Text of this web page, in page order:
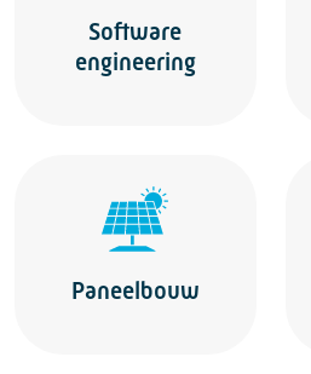
Software
engineering
Paneelbouw